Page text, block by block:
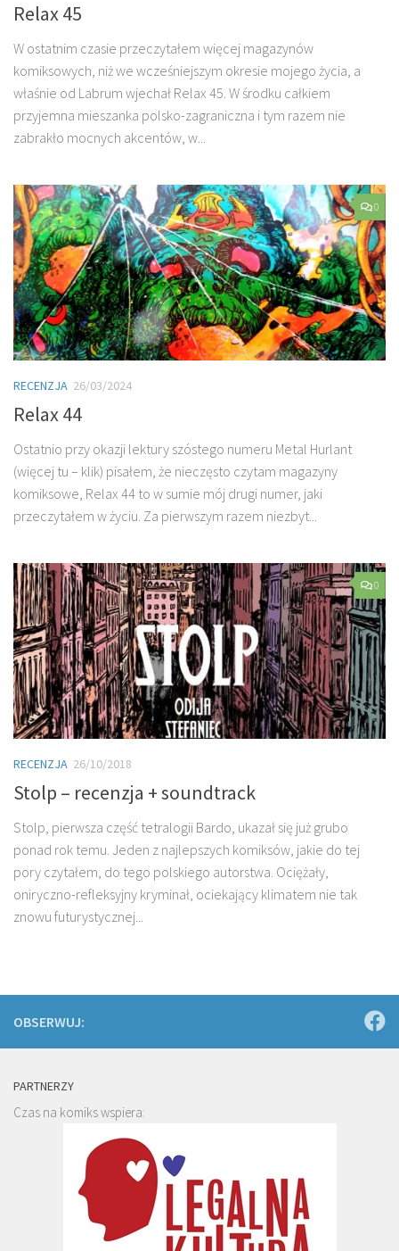
Relax 45
W ostatnim czasie przeczytałem więcej magazynów
komiksowych, niż we wcześniejszym okresie mojego życia, a
właśnie od Labrum wjechał Relax 45. W środku całkiem
przyjemna mieszanka polsko-zagraniczna i tym razem nie
zabrakło mocnych akcentów, w...
0
RECENZJA 26/03/2024
Relax 44
Ostatnio przy okazji lektury szóstego numeru Metal Hurlant
(więcej tu – klik) pisałem, że nieczęsto czytam magazyny
komiksowe, Relax 44 to w sumie mój drugi numer, jaki
przeczytałem w życiu. Za pierwszym razem niezbyt...
0
RECENZJA 26/10/2018
Stolp – recenzja + soundtrack
Stolp, pierwsza część tetralogii Bardo, ukazał się już grubo
ponad rok temu. Jeden z najlepszych komiksów, jakie do tej
pory czytałem, do tego polskiego autorstwa. Ociężały,
oniryczno-refleksyjny kryminał, ociekający klimatem nie tak
znowu futurystycznej...
OBSERWUJ:
PARTNERZY
Czas na komiks wspiera: